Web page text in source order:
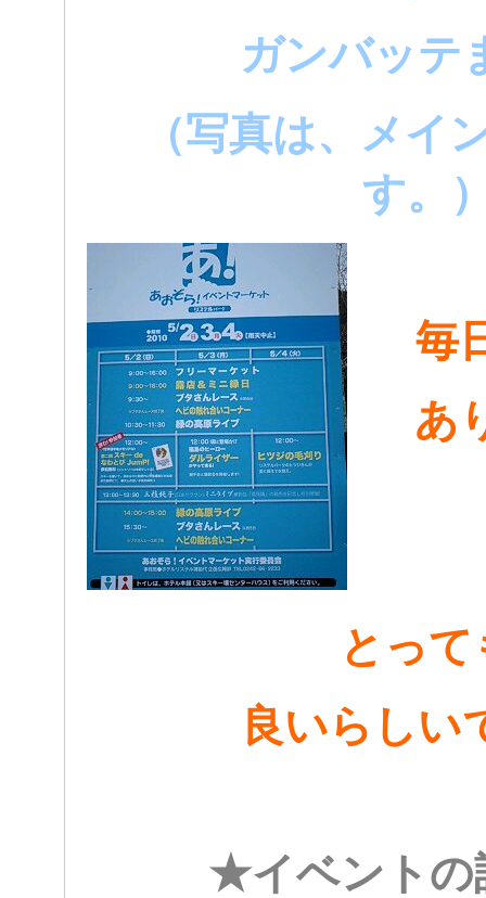
ガンバッテ
（写真は、メイ
す。
毎
あ
とって
良いらしい
★イベント